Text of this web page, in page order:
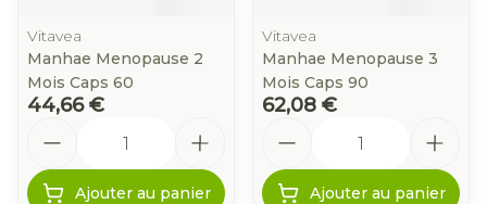
Vitavea
Manhae Menopause 2
Mois Caps 60
44,66 €
Ajouter au panier
Vitavea
Manhae Menopause 3
Mois Caps 90
62,08 €
Ajouter au panier